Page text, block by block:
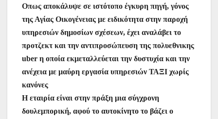
o
k
p
g
er
σ
τε
ίτ
ε
Οπως αποκάλυψε σε ιστότοπο έγκυρη πηγή, γόνος
της Αγίας Οικογένειας με ειδικότητα στην παροχή
υπηρεσιών δημοσίων σχέσεων, έχει αναλάβει το
προτζεκτ και την αντιπροσώπευση της πολυεθνικης
uber η οποία εκμεταλλεύεται την δυστυχία και την
ανέχεια με μαύρη εργασία υπηρεσιών ΤΑΞΙ χωρίς
κανόνες
Η εταιρία είναι στην πράξη μια σύγχρονη
δουλεμπορική, αφού το αυτοκίνητο το βάζει ο